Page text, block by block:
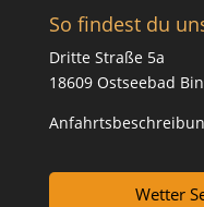
So findest du
Dritte Straße 5a
18609 Ostseebad
Wetter